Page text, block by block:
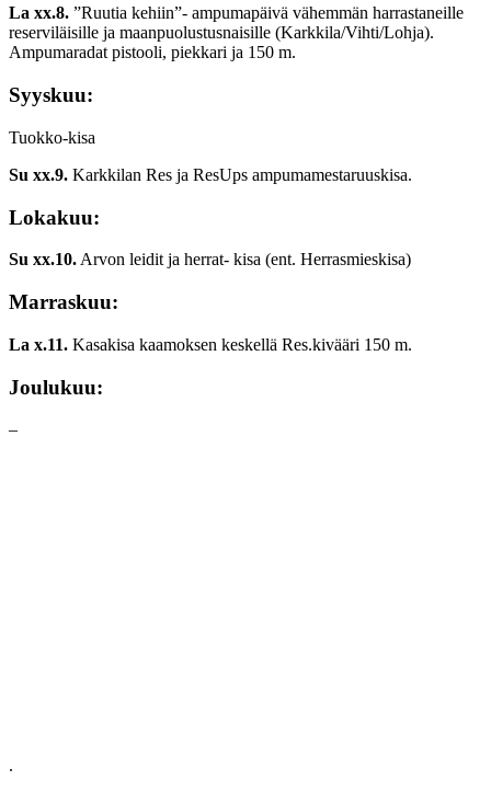
La xx.8. ”Ruutia kehiin”- ampumapäivä vähemmän harrastaneille
reserviläisille ja maanpuolustusnaisille (Karkkila/Vihti/Lohja).
Ampumaradat pistooli, piekkari ja 150 m.
Syyskuu:
Tuokko-kisa
Su xx.9. Karkkilan Res ja ResUps ampumamestaruuskisa.
Lokakuu:
Su xx.10. Arvon leidit ja herrat- kisa (ent. Herrasmieskisa)
Marraskuu:
La x.11. Kasakisa kaamoksen keskellä Res.kivääri 150 m.
Joulukuu:
–
.